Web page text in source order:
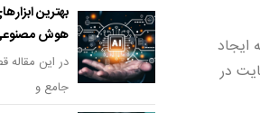
ایجاد
در
بهترین
هوش
در این مقاله
جامع و